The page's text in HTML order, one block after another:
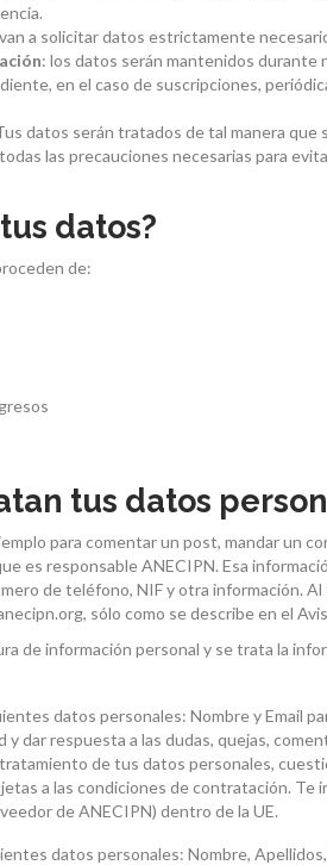
a solicitar datos estrictamente
: los datos serán mantenidos durante
en el caso de suscripciones,
datos serán tratados de tal manera
las precauciones necesarias para
datos?
de:
tus datos
para comentar un post, mandar un
es responsable ANECIPN. Esa
de teléfono, NIF y otra información.
sólo como se describe en el
de información personal y se trata la
datos personales: Nombre y Email
dar respuesta a las dudas, quejas,
de tus datos personales,
a las condiciones de contratación.
de ANECIPN) dentro de la UE.
datos personales: Nombre,